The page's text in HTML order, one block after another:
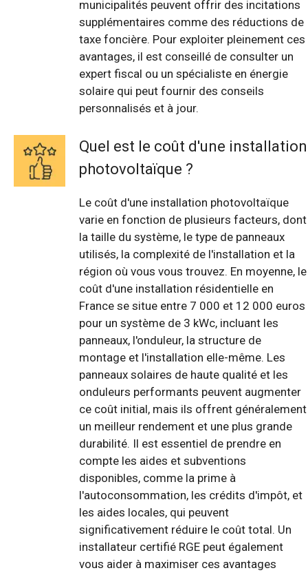
municipalités peuvent offrir des incitations
supplémentaires comme des réductions de
taxe foncière. Pour exploiter pleinement ces
avantages, il est conseillé de consulter un
expert fiscal ou un spécialiste en énergie
solaire qui peut fournir des conseils
personnalisés et à jour.
Quel est le coût d'une installation
photovoltaïque ?
Le coût d'une installation photovoltaïque
varie en fonction de plusieurs facteurs, dont
la taille du système, le type de panneaux
utilisés, la complexité de l'installation et la
région où vous vous trouvez. En moyenne, le
coût d'une installation résidentielle en
France se situe entre 7 000 et 12 000 euros
pour un système de 3 kWc, incluant les
panneaux, l'onduleur, la structure de
montage et l'installation elle-même. Les
panneaux solaires de haute qualité et les
onduleurs performants peuvent augmenter
ce coût initial, mais ils offrent généralement
un meilleur rendement et une plus grande
durabilité. Il est essentiel de prendre en
compte les aides et subventions
disponibles, comme la prime à
l'autoconsommation, les crédits d'impôt, et
les aides locales, qui peuvent
significativement réduire le coût total. Un
installateur certifié RGE peut également
vous aider à maximiser ces avantages